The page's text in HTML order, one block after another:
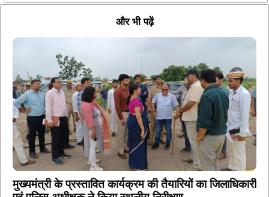
और भी पढ़ें
मुख्यमंत्री के प्रस्तावित कार्यक्रम की तैयारियों का जिलाधिकारी